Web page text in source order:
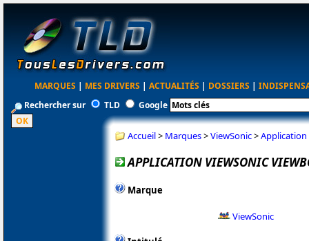
MARQUES | MES DRIVERS | ACTUALITÉS | DOSSIERS |
Rechercher sur
TLD Google
Accueil> Marques>ViewSonic>Application
APPLICATION VIEWSONIC
Marque
ViewSonic